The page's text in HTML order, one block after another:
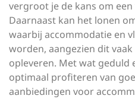
vergroot je de kans om
Daarnaast kan het lonen
waarbij accommodatie en
worden, aangezien dit
opleveren. Met wat geduld
optimaal profiteren van
aanbiedingen voor